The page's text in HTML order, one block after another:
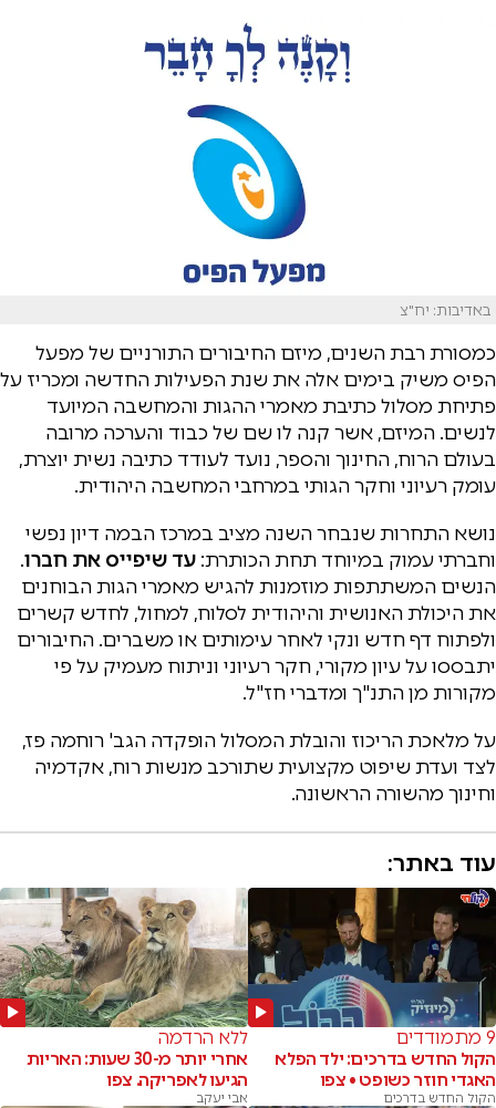
באדיבות: יח"צ
כמסורת רבת השנים, מיזם החיבורים התורניים של מפעל
הפיס משיק בימים אלה את שנת הפעילות החדשה ומכריז על
פתיחת מסלול כתיבת מאמרי ההגות והמחשבה המיועד
לנשים. המיזם, אשר קנה לו שם של כבוד והערכה מרובה
בעולם הרוח, החינוך והספר, נועד לעודד כתיבה נשית יוצרת,
עומק רעיוני וחקר הגותי במרחבי המחשבה היהודית.
נושא התחרות שנבחר השנה מציב במרכז הבמה דיון נפשי
וחברתי עמוק במיוחד תחת הכותרת: עד שיפייס את חברו.
הנשים המשתתפות מוזמנות להגיש מאמרי הגות הבוחנים
את היכולת האנושית והיהודית לסלוח, למחול, לחדש קשרים
ולפתוח דף חדש ונקי לאחר עימותים או משברים. החיבורים
יתבססו על עיון מקורי, חקר רעיוני וניתוח מעמיק על פי
מקורות מן התנ"ך ומדברי חז"ל.
על מלאכת הריכוז והובלת המסלול הופקדה הגב' רוחמה פז,
לצד ועדת שיפוט מקצועית שתורכב מנשות רוח, אקדמיה
וחינוך מהשורה הראשונה.
עוד באתר:
9 מתמודדים
הקול החדש בדרכים: ילד הפלא
האגדי חוזר כשופט • צפו
הקול החדש בדרכים
ללא הרדמה
אחרי יותר מ-30 שעות: האריות
הגיעו לאפריקה. צפו
אבי יעקב